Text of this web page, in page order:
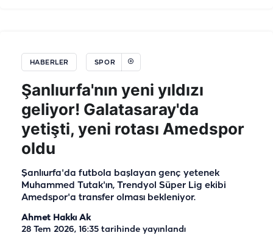
HABERLER SPOR
Şanlıurfa'nın yeni yıldızı
geliyor! Galatasaray'da
yetişti, yeni rotası Amedspor
oldu
Şanlıurfa'da futbola başlayan genç yetenek
Muhammed Tutak'ın, Trendyol Süper Lig ekibi
Amedspor'a transfer olması bekleniyor.
Ahmet Hakkı Ak
28 Tem 2026, 16:35 tarihinde yayınlandı